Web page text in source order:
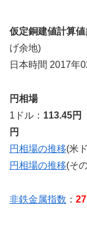
仮定銅建値計算値
げ余地)
日本時間 2017年
円相場
1ドル： 113.45円
円
円相場の推移(米
円相場の推移(そ
非鉄金属指数 ：